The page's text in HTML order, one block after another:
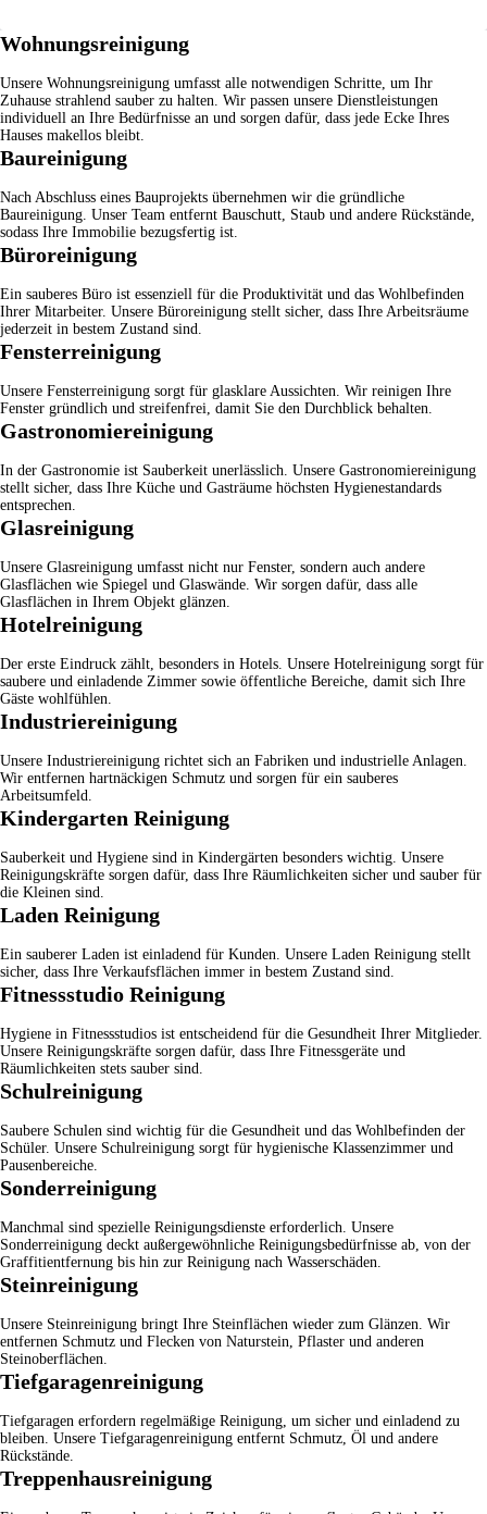
Wohnungsreinigung
Unsere Wohnungsreinigung umfasst alle notwendigen Schritte, um Ihr
Zuhause strahlend sauber zu halten. Wir passen unsere Dienstleistungen
individuell an Ihre Bedürfnisse an und sorgen dafür, dass jede Ecke Ihres
Hauses makellos bleibt.
Baureinigung
Nach Abschluss eines Bauprojekts übernehmen wir die gründliche
Baureinigung. Unser Team entfernt Bauschutt, Staub und andere Rückstände,
sodass Ihre Immobilie bezugsfertig ist.
Büroreinigung
Ein sauberes Büro ist essenziell für die Produktivität und das Wohlbefinden
Ihrer Mitarbeiter. Unsere Büroreinigung stellt sicher, dass Ihre Arbeitsräume
jederzeit in bestem Zustand sind.
Fensterreinigung
Unsere Fensterreinigung sorgt für glasklare Aussichten. Wir reinigen Ihre
Fenster gründlich und streifenfrei, damit Sie den Durchblick behalten.
Gastronomiereinigung
In der Gastronomie ist Sauberkeit unerlässlich. Unsere Gastronomiereinigung
stellt sicher, dass Ihre Küche und Gasträume höchsten Hygienestandards
entsprechen.
Glasreinigung
Unsere Glasreinigung umfasst nicht nur Fenster, sondern auch andere
Glasflächen wie Spiegel und Glaswände. Wir sorgen dafür, dass alle
Glasflächen in Ihrem Objekt glänzen.
Hotelreinigung
Der erste Eindruck zählt, besonders in Hotels. Unsere Hotelreinigung sorgt für
saubere und einladende Zimmer sowie öffentliche Bereiche, damit sich Ihre
Gäste wohlfühlen.
Industriereinigung
Unsere Industriereinigung richtet sich an Fabriken und industrielle Anlagen.
Wir entfernen hartnäckigen Schmutz und sorgen für ein sauberes
Arbeitsumfeld.
Kindergarten Reinigung
Sauberkeit und Hygiene sind in Kindergärten besonders wichtig. Unsere
Reinigungskräfte sorgen dafür, dass Ihre Räumlichkeiten sicher und sauber für
die Kleinen sind.
Laden Reinigung
Ein sauberer Laden ist einladend für Kunden. Unsere Laden Reinigung stellt
sicher, dass Ihre Verkaufsflächen immer in bestem Zustand sind.
Fitnessstudio Reinigung
Hygiene in Fitnessstudios ist entscheidend für die Gesundheit Ihrer Mitglieder.
Unsere Reinigungskräfte sorgen dafür, dass Ihre Fitnessgeräte und
Räumlichkeiten stets sauber sind.
Schulreinigung
Saubere Schulen sind wichtig für die Gesundheit und das Wohlbefinden der
Schüler. Unsere Schulreinigung sorgt für hygienische Klassenzimmer und
Pausenbereiche.
Sonderreinigung
Manchmal sind spezielle Reinigungsdienste erforderlich. Unsere
Sonderreinigung deckt außergewöhnliche Reinigungsbedürfnisse ab, von der
Graffitientfernung bis hin zur Reinigung nach Wasserschäden.
Steinreinigung
Unsere Steinreinigung bringt Ihre Steinflächen wieder zum Glänzen. Wir
entfernen Schmutz und Flecken von Naturstein, Pflaster und anderen
Steinoberflächen.
Tiefgaragenreinigung
Tiefgaragen erfordern regelmäßige Reinigung, um sicher und einladend zu
bleiben. Unsere Tiefgaragenreinigung entfernt Schmutz, Öl und andere
Rückstände.
Treppenhausreinigung